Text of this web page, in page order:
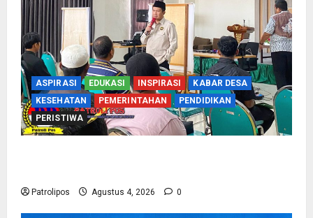
ASPIRASI EDUKASI INSPIRASI
KABAR DESA
KESEHATAN
PEMERINTAHAN
PENDIDIKAN
PERISTIWA
Patrolipos Agustus 4, 2026 0